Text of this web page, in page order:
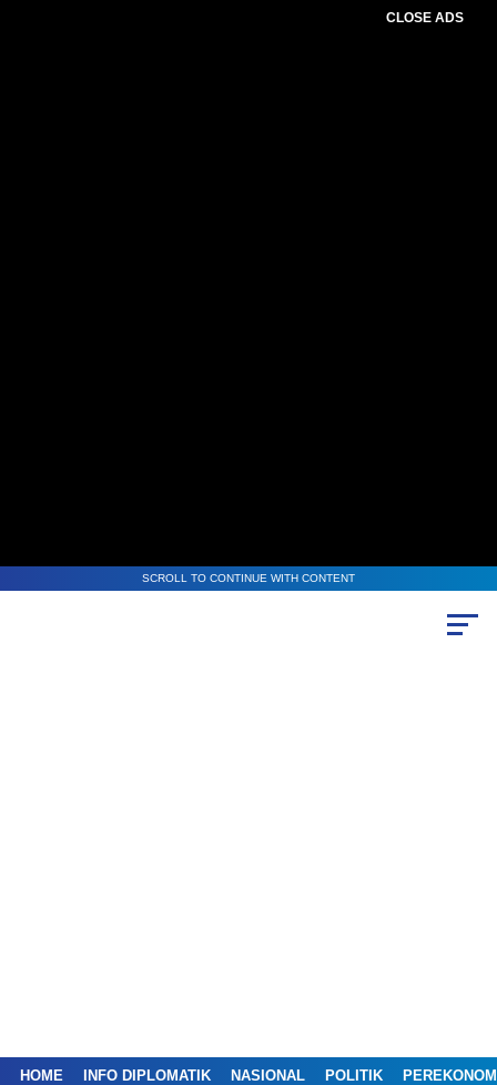
CLOSE ADS
SCROLL TO CONTINUE WITH CONTENT
HOME INFO DIPLOMATIK NASIONAL POLITIK